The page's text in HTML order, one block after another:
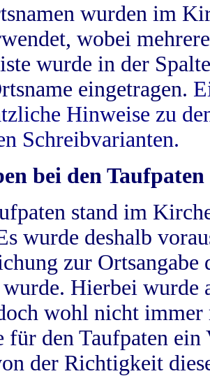
wurden im
wobei
wurde in der
eingetragen.
Hinweise zu
Schreibvarianten.
bei den Taufpaten
stand im
wurde deshalb
zur
wurde. Hierbei wurde
wohl nicht
für den Taufpaten
der Richtigkeit